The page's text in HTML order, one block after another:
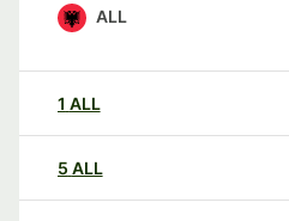
ALL
1 ALL
5 ALL